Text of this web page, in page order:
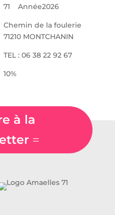
71 Année2026
Chemin de la foulerie
71210 MONTCHANIN
TEL : 06 38 22 92 67
10%
à la